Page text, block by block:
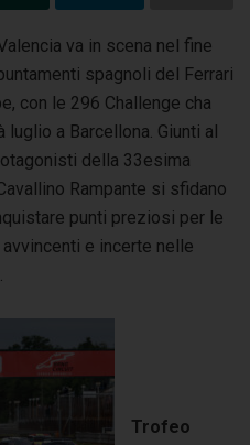
va in scena nel fine
spagnoli del Ferrari
con le 296 Challenge cha
luglio a Barcellona. Giunti al
della 33esima
Rampante si sfidano
punti preziosi per le
e incerte nelle
Trofeo